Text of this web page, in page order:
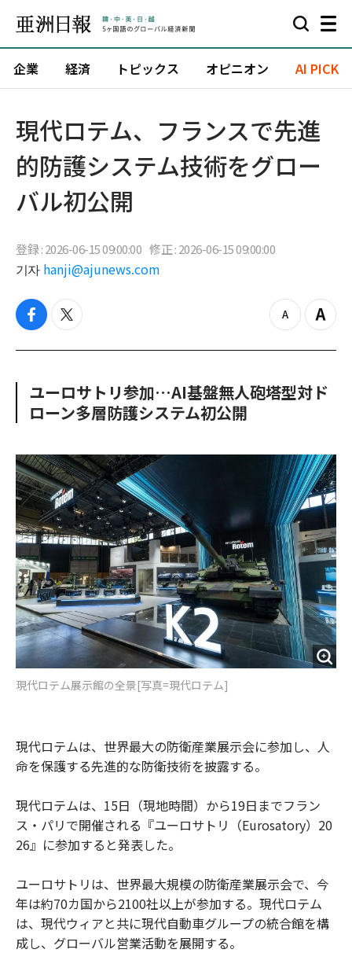
企業 経済 トピックス オピニオン AI PICK
現代ロテム、フランスで先進
的防護システム技術をグロー
バル初公開
登録 : 2026-06-15 09:00:00 修正 : 2026-06-15 09:00:00
기자 hanji@ajunews.com
f
c
o
o
t
i
e
r
z
o
u
Z
o
n
ユーロサトリ参加…AI基盤無人砲塔型対ド
ローン多層防護システム初公開
現代ロテム展示館の全景[写真=現代ロテム]
現代ロテムは、世界最大の防衛産業展示会に参加し、人
命を保護する先進的な防衛技術を披露する。
現代ロテムは、15日（現地時間）から19日までフラン
ス・パリで開催される『ユーロサトリ（Eurosatory）20
26』に参加すると発表した。
ユーロサトリは、世界最大規模の防衛産業展示会で、今
年は約70カ国から2100社以上が参加する。現代ロテム
は、現代ウィアと共に現代自動車グループの統合館を構
成し、グローバル営業活動を展開する。